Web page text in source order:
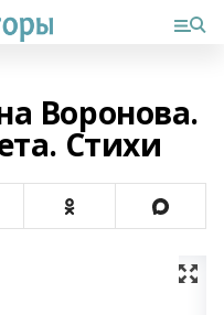
Воронова.
Стихи